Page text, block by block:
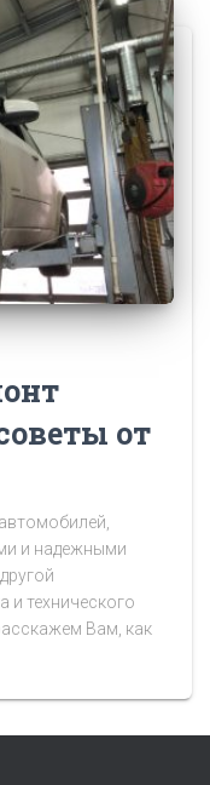
от
и надежными
и технического
Вам, как